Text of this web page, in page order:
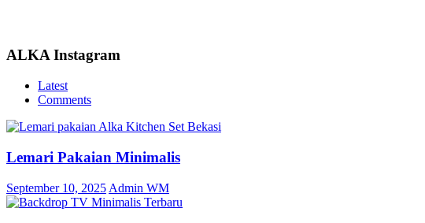
ALKA Instagram
Latest
Comments
Lemari Pakaian Minimalis
September 10, 2025 Admin WM